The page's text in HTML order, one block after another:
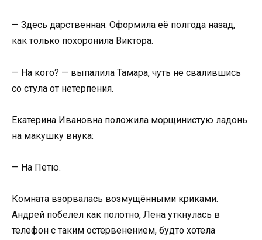
— Здесь дарственная. Оформила её полгода назад,
как только похоронила Виктора.
— На кого? — выпалила Тамара, чуть не свалившись
со стула от нетерпения.
Екатерина Ивановна положила морщинистую ладонь
на макушку внука:
— На Петю.
Комната взорвалась возмущёнными криками.
Андрей побелел как полотно, Лена уткнулась в
телефон с таким остервенением, будто хотела